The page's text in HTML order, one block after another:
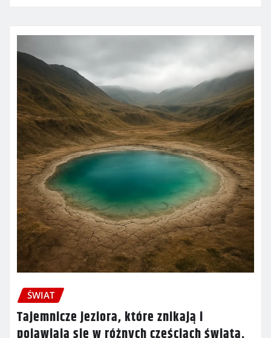
ŚWIAT
Tajemnicze jeziora, które znikają i